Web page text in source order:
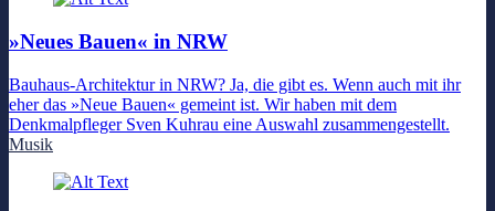
»Neues Bauen« in NRW
Bauhaus-Architektur in NRW? Ja, die gibt es. Wenn auch mit ihr
eher das »Neue Bauen« gemeint ist. Wir haben mit dem
Denkmalpfleger Sven Kuhrau eine Auswahl zusammengestellt.
Musik